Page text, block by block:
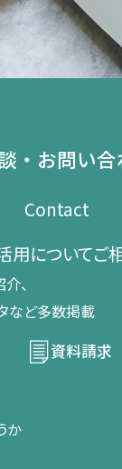
・お問い合
Contact
用に​ついて​ご
、​
など​多数掲載
資料請求
か​